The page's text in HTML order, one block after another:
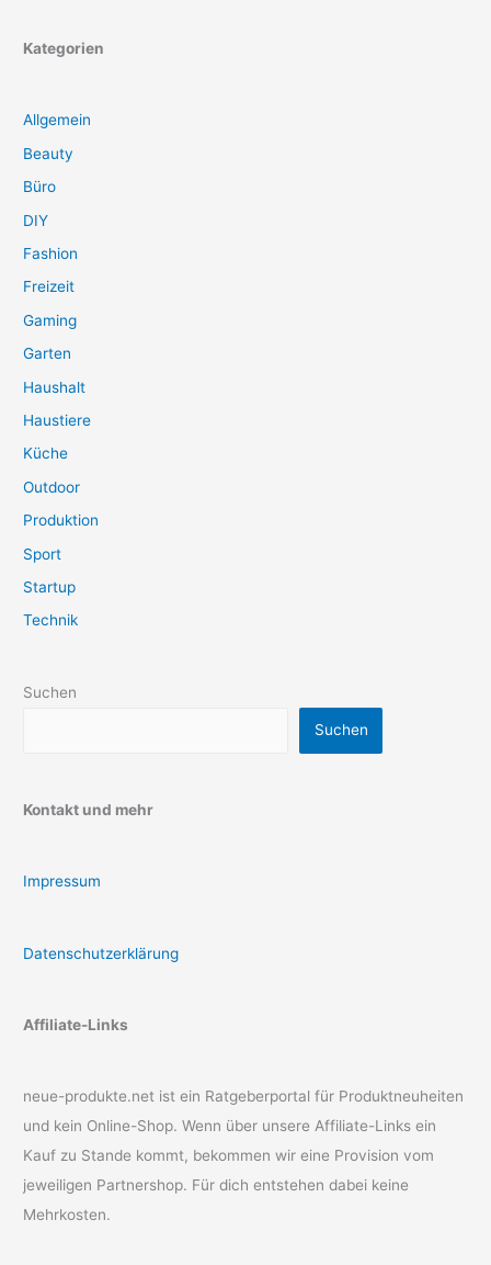
Kategorien
Allgemein
Beauty
Büro
DIY
Fashion
Freizeit
Gaming
Garten
Haushalt
Haustiere
Küche
Outdoor
Produktion
Sport
Startup
Technik
Suchen
Suchen
Kontakt und mehr
Impressum
Datenschutzerklärung
Affiliate-Links
neue-produkte.net ist ein Ratgeberportal für Produktneuheiten
und kein Online-Shop. Wenn über unsere Affiliate-Links ein
Kauf zu Stande kommt, bekommen wir eine Provision vom
jeweiligen Partnershop. Für dich entstehen dabei keine
Mehrkosten.